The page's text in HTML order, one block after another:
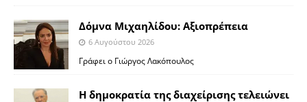
Δόμνα Μιχαηλίδου: Αξιοπρέπεια
6 Αυγούστου 2026
Γράφει ο Γιώργος Λακόπουλος
Η δημοκρατία της διαχείρισης τελειώνει